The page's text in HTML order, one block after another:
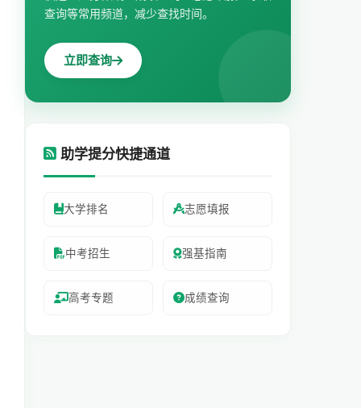
查询等常用频道，减少查找时间。
立即查询
助学提分快捷通道
大学排名 志愿填报
中考招生 强基指南
高考专题 成绩查询